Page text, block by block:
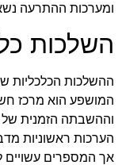
ומערכות ההתרעה
השלכות
ההשלכות הכלכליות
המושפע הוא מרכז
וההשבתה הזמנית של
הערכות ראשוניות
אך המספרים עשויים